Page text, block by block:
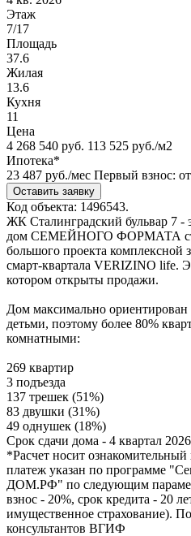
Этаж
7/17
Площадь
37.6
Жилая
13.6
Кухня
11
Цена
4 268 540 руб. 113 525 руб./м2
Ипотека*
23 487 руб./мес Первый взнос:
Оставить заявку
Код объекта: 1496543.
ЖК Сталинградский бульвар 7
дом СЕМЕЙНОГО ФОРМАТА
большого проекта комплексной
смарт-квартала VERIZINO life.
котором открыты продажи.
Дом максимально
детьми, поэтому более 80%
комнатными:
269 квартир
3 подъезда
137 трешек (51%)
83 двушки (31%)
49 однушек (18%)
Срок сдачи дома - 4 квартал
*Расчет носит
платеж указан по программе
ДОМ.РФ" по следующим
взнос - 20%, срок кредита - 20
имущественное страхование).
консультантов ВГИФ